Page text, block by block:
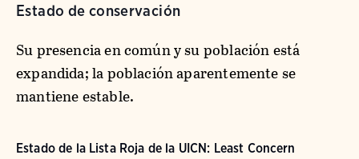
Estado de conservación
Su presencia en común y su población está
expandida; la población aparentemente se
mantiene estable.
Estado de la Lista Roja de la UICN: Least Concern